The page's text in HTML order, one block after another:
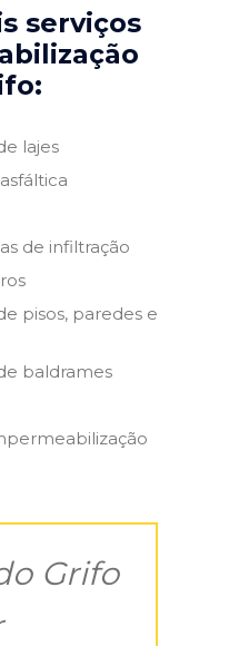
serviços
lajes
de infiltração
pisos, paredes e
baldrames
Grifo